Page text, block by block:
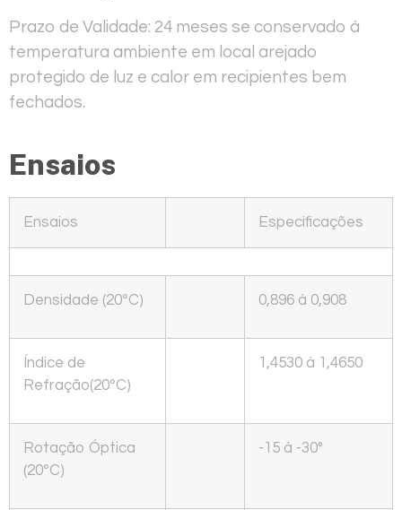
Prazo de Validade: 24 meses se conservado à
temperatura ambiente em local arejado
protegido de luz e calor em recipientes bem
fechados.
Ensaios
Ensaios Especificações
Densidade (20ºC) 0,896 à 0,908
Índice de
Refração(20ºC)
1,4530 à 1,4650
Rotação Óptica
(20ºC)
-15 à -30°